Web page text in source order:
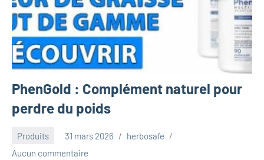
PhenGold : Complément naturel pour
perdre du poids
Produits 31 mars 2026
herbosafe
Aucun commentaire